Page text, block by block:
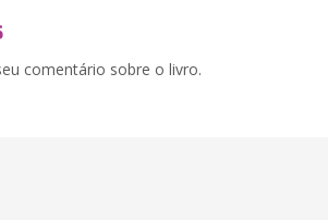
comentário sobre o livro.